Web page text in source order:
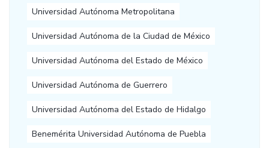
Universidad Autónoma Metropolitana
Universidad Autónoma de la Ciudad de México
Universidad Autónoma del Estado de México
Universidad Autónoma de Guerrero
Universidad Autónoma del Estado de Hidalgo
Benemérita Universidad Autónoma de Puebla